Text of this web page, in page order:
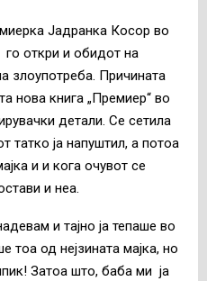
Јадранка Косор во
го откри и обидот на
злоупотреба. Причината
нова книга „Премиер“ во
детали. Се сетила
татко ја напуштил, а потоа
и и кога очувот се
и неа.
и тајно ја тепаше во
тоа од нејзината мајка, но
Затоа што, баба ми ја